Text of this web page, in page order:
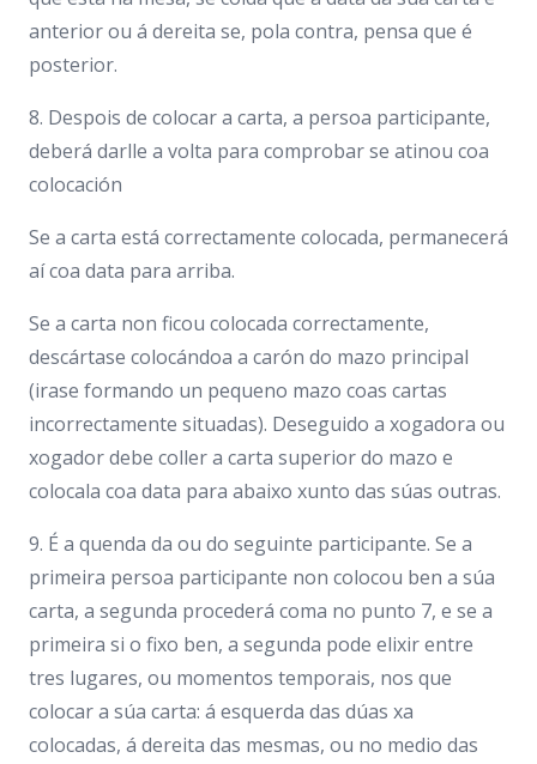
anterior ou á dereita se, pola contra, pensa que é
posterior.
8. Despois de colocar a carta, a persoa participante,
deberá darlle a volta para comprobar se atinou coa
colocación
Se a carta está correctamente colocada, permanecerá
aí coa data para arriba.
Se a carta non ficou colocada correctamente,
descártase colocándoa a carón do mazo principal
(irase formando un pequeno mazo coas cartas
incorrectamente situadas). Deseguido a xogadora ou
xogador debe coller a carta superior do mazo e
colocala coa data para abaixo xunto das súas outras.
9. É a quenda da ou do seguinte participante. Se a
primeira persoa participante non colocou ben a súa
carta, a segunda procederá coma no punto 7, e se a
primeira si o fixo ben, a segunda pode elixir entre
tres lugares, ou momentos temporais, nos que
colocar a súa carta: á esquerda das dúas xa
colocadas, á dereita das mesmas, ou no medio das